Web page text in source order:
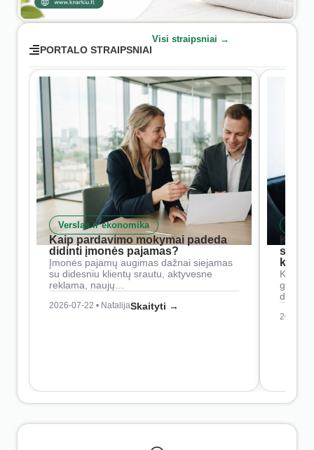
PORTALO STRAIPSNIAI
Visi straipsniai →
Verslas ir ekonomika
Kaip pardavimo mokymai padeda
didinti įmonės pajamas?
Įmonės pajamų augimas dažnai siejamas
su didesniu klientų srautu, aktyvesne
reklama, naujų…
2026-07-22 • NatalijaSkaityti →
Kaip
2026-